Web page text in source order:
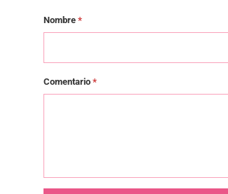
Nombre *
Comentario *